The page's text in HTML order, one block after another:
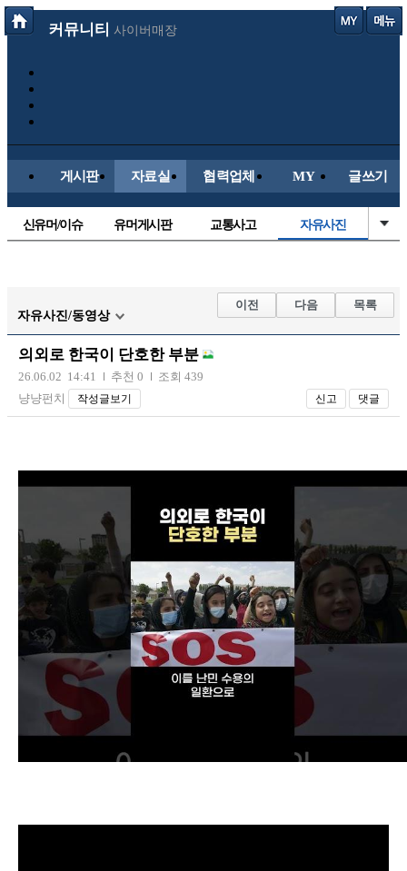
커뮤니티 사이버매장
게시판 자료실 협력업체 MY 글쓰기
신유머/이슈 유머게시판 교통사고 자유사진
레이싱모델 군사/무기
트럭/버스 항공/해운/철도
장착시공사진
자유사진/동영상
이전 다음 목록
의외로 한국이 단호한 부분
26.06.02 14:41 추천 0
조회 439
냥냥펀치
작성글보기 신고 댓글